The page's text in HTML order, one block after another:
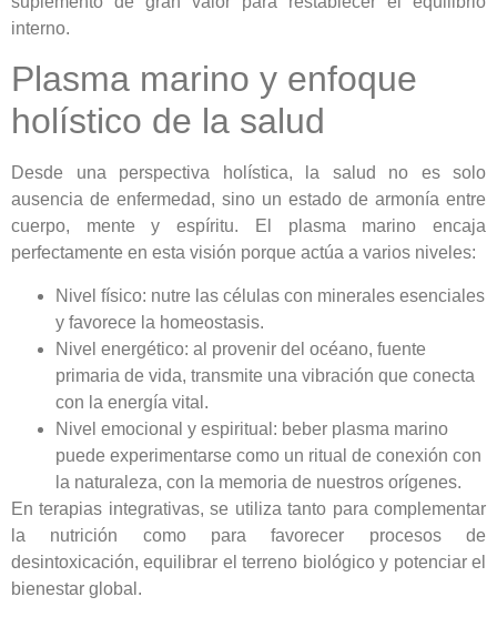
interno.
Plasma marino y enfoque
holístico de la salud
Desde una perspectiva holística, la salud no es solo
ausencia de enfermedad, sino un estado de armonía entre
cuerpo, mente y espíritu. El plasma marino encaja
perfectamente en esta visión porque actúa a varios niveles:
Nivel físico: nutre las células con minerales esenciales
y favorece la homeostasis.
Nivel energético: al provenir del océano, fuente
primaria de vida, transmite una vibración que conecta
con la energía vital.
Nivel emocional y espiritual: beber plasma marino
puede experimentarse como un ritual de conexión con
la naturaleza, con la memoria de nuestros orígenes.
En terapias integrativas, se utiliza tanto para complementar
la nutrición como para favorecer procesos de
desintoxicación, equilibrar el terreno biológico y potenciar el
bienestar global.